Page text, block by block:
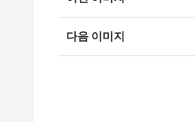
다음 이미지